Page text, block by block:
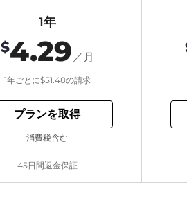
1年
$4.29 ／月
1年ごとに$51.48の請求
プランを取得
45日間返金保証
消費税含む